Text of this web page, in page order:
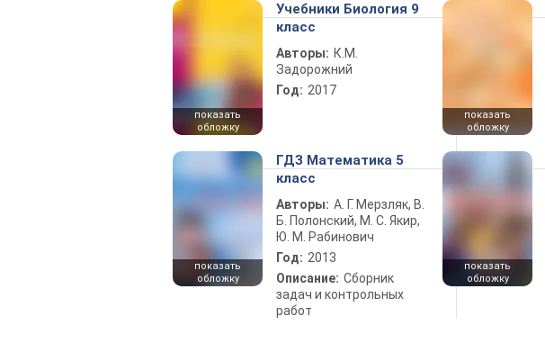
показать
обложку
Учебники Биология 9
класс
Авторы: К.М.
Задорожний
Год: 2017
показать
обложку
показать
обложку
ГДЗ Математика 5
класс
Авторы: А. Г. Мерзляк, В.
Б. Полонский, М. С. Якир,
Ю. М. Рабинович
Год: 2013
Описание: Сборник
задач и контрольных
работ
показать
обложку